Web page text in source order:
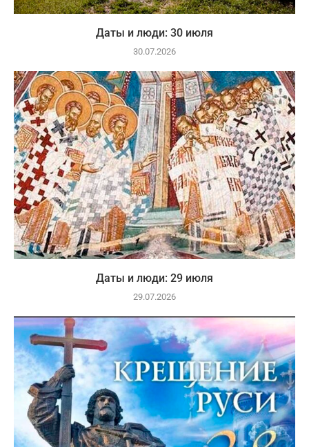
Даты и люди: 30 июля
30.07.2026
Даты и люди: 29 июля
29.07.2026